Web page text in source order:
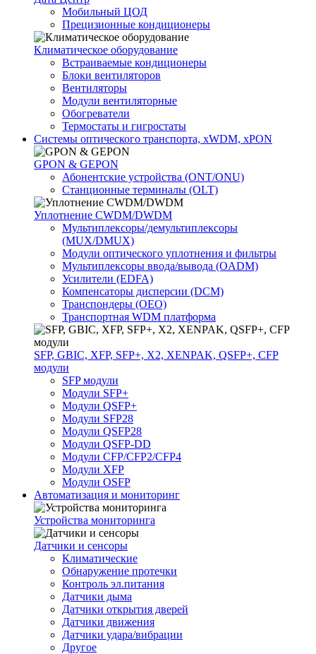
Мобильный ЦОД
Прецизионные кондиционеры
Климатичeское оборудование
Встраиваемые кондиционеры
Блоки вентиляторов
Вентиляторы
Модули вентиляторные
Обогреватели
Термостаты и гигростаты
Системы оптического транспорта, xWDM, xPON
GPON & GEPON
Абонентские устройства (ONT/ONU)
Станционные терминалы (OLT)
Уплотнение CWDM/DWDM
Мультиплексоры/демультиплексоры
(MUX/DMUX)
Модули оптического уплотнения и фильтры
Мультиплексоры ввода/вывода (OADM)
Усилители (EDFA)
Компенсаторы дисперсии (DCM)
Транспондеры (OEO)
Транспортная WDM платформа
SFP, GBIC, XFP, SFP+, X2, XENPAK, QSFP+, CFP
модули
SFP модули
Модули SFP+
Модули QSFP+
Модули SFP28
Модули QSFP28
Модули QSFP-DD
Модули CFP/CFP2/CFP4
Модули XFP
Модули OSFP
Автоматизация и мониторинг
Устройства мониторинга
Датчики и сенсоры
Климатические
Обнаружение протечки
Контроль эл.питания
Датчики дыма
Датчики открытия дверей
Датчики движения
Датчики удара/вибрации
Другое